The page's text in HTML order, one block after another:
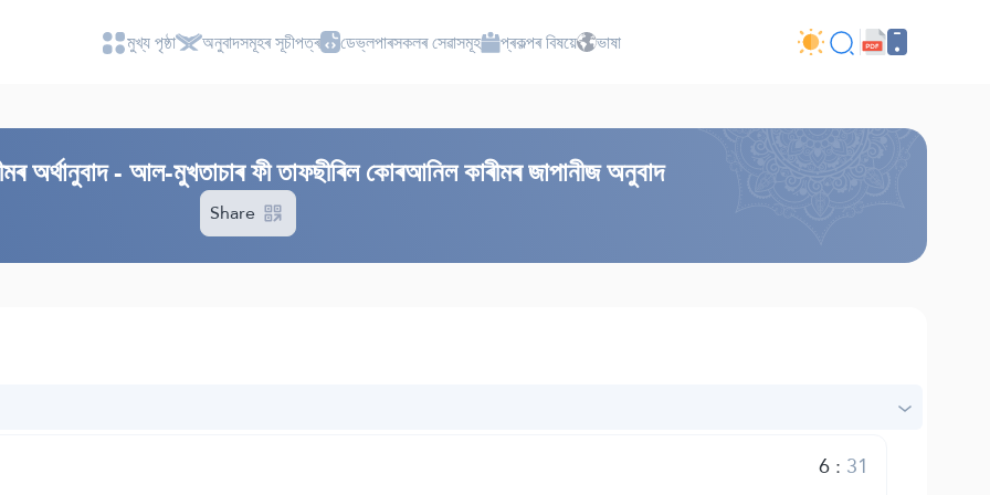
মুখ্য পৃষ্ঠা অনুবাদসমূহৰ সূচীপত্ৰ ডেভ্লপাৰসকলৰ সেৱাসমূহ প্ৰকল্পৰ বিষয়ে ভাষা
- আল-মুখতাচাৰ ফী তাফছীৰিল কোৰআনিল কাৰীমৰ জাপানীজ অনুবাদ
Share
6: 31